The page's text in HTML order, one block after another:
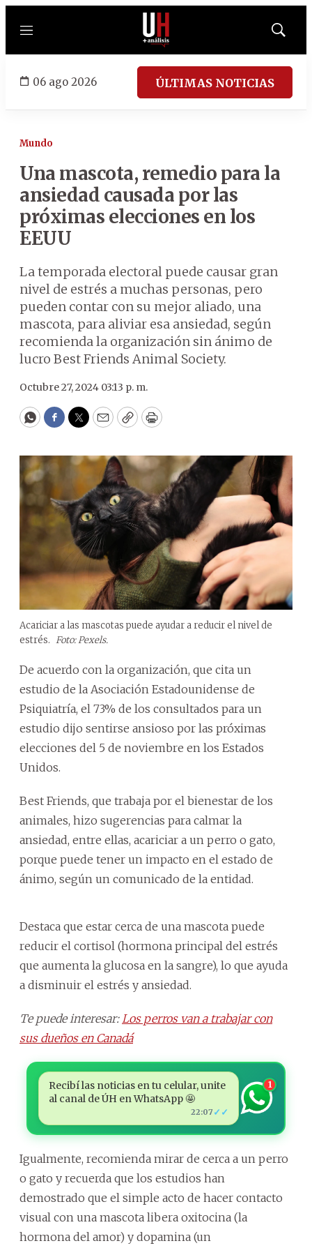
Menú
Mostrar
06 ago 2026 ÚLTIMAS NOTICIAS
Mundo
Una mascota, remedio para la
ansiedad causada por las
próximas elecciones en los
EEUU
La temporada electoral puede causar gran
nivel de estrés a muchas personas, pero
pueden contar con su mejor aliado, una
mascota, para aliviar esa ansiedad, según
recomienda la organización sin ánimo de
lucro Best Friends Animal Society.
Octubre 27, 2024 03:13 p. m.
WhatsApp
Facebook
Twitter
EmailCopyPrint
Acariciar a las mascotas puede ayudar a reducir el nivel de
estrés. Foto: Pexels.
De acuerdo con la organización, que cita un
estudio de la Asociación Estadounidense de
Psiquiatría, el 73% de los consultados para un
estudio dijo sentirse ansioso por las próximas
elecciones del 5 de noviembre en los Estados
Unidos.
Best Friends, que trabaja por el bienestar de los
animales, hizo sugerencias para calmar la
ansiedad, entre ellas, acariciar a un perro o gato,
porque puede tener un impacto en el estado de
ánimo, según un comunicado de la entidad.
Destaca que estar cerca de una mascota puede
reducir el cortisol (hormona principal del estrés
que aumenta la glucosa en la sangre), lo que ayuda
a disminuir el estrés y ansiedad.
Te puede interesar: Los perros van a trabajar con
sus dueños en Canadá
Recibí las noticias en tu celular, unite
al canal de ÚH en WhatsApp 🤩
22:07 ✓✓
1
Igualmente, recomienda mirar de cerca a un perro
o gato y recuerda que los estudios han
demostrado que el simple acto de hacer contacto
visual con una mascota libera oxitocina (la
hormona del amor) y dopamina (un